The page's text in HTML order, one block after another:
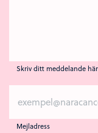
Skriv ditt meddelande
Mejladress